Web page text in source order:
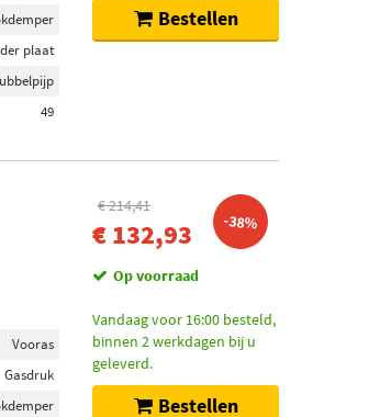
plaat
49
Bestellen
Vooras
Gasdruk
€ 214,41
€ 132,93 -38%
Op voorraad
Vandaag voor 16:00 besteld,
binnen 2 werkdagen bij u
geleverd.
Bestellen